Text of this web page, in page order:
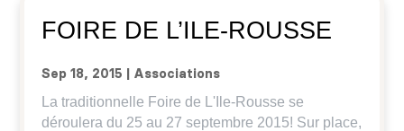
FOIRE DE L’ILE-ROUSSE
Sep 18, 2015 Associations
La traditionnelle Foire de L'Ile-Rousse se
déroulera du 25 au 27 septembre 2015! Sur place,